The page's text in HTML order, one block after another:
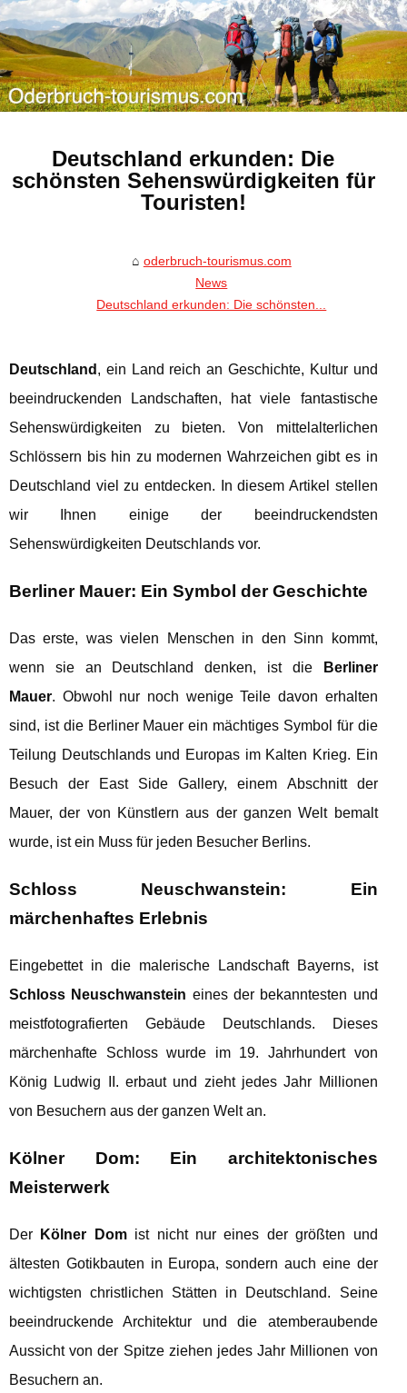
Deutschland erkunden: Die
schönsten Sehenswürdigkeiten für
Touristen!
oderbruch-tourismus.com
News
Deutschland erkunden: Die schönsten...
Deutschland , ein Land reich an Geschichte, Kultur und
beeindruckenden Landschaften, hat viele fantastische
Sehenswürdigkeiten zu bieten. Von mittelalterlichen
Schlössern bis hin zu modernen Wahrzeichen gibt es in
Deutschland viel zu entdecken. In diesem Artikel stellen
wir Ihnen einige der beeindruckendsten
Sehenswürdigkeiten Deutschlands vor.
Berliner Mauer: Ein Symbol der Geschichte
Das erste, was vielen Menschen in den Sinn kommt,
wenn sie an Deutschland denken, ist die
Berliner
Mauer. Obwohl nur noch wenige Teile davon erhalten
sind, ist die Berliner Mauer ein mächtiges Symbol für die
Teilung Deutschlands und Europas im Kalten Krieg. Ein
Besuch der East Side Gallery, einem Abschnitt der
Mauer, der von Künstlern aus der ganzen Welt bemalt
wurde, ist ein Muss für jeden Besucher Berlins.
Schloss Neuschwanstein: Ein
märchenhaftes Erlebnis
Eingebettet in die malerische Landschaft Bayerns, ist
Schloss Neuschwanstein eines der bekanntesten und
meistfotografierten Gebäude Deutschlands. Dieses
märchenhafte Schloss wurde im 19. Jahrhundert von
König Ludwig II. erbaut und zieht jedes Jahr Millionen
von Besuchern aus der ganzen Welt an.
Kölner Dom: Ein architektonisches
Meisterwerk
Der Kölner Domist nicht nur eines der größten und
ältesten Gotikbauten in Europa, sondern auch eine der
wichtigsten christlichen Stätten in Deutschland. Seine
beeindruckende Architektur und die atemberaubende
Aussicht von der Spitze ziehen jedes Jahr Millionen von
Besuchern an.